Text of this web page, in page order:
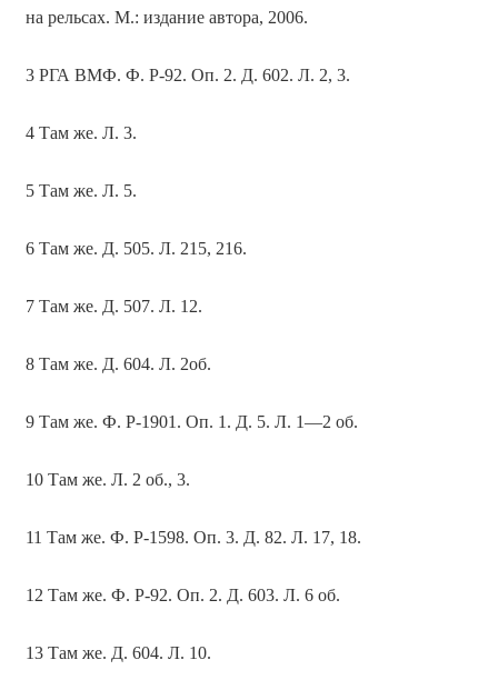
на рельсах. М.: издание автора, 2006.
3 РГА ВМФ. Ф. Р-92. Оп. 2. Д. 602. Л. 2, 3.
4 Там же. Л. 3.
5 Там же. Л. 5.
6 Там же. Д. 505. Л. 215, 216.
7 Там же. Д. 507. Л. 12.
8 Там же. Д. 604. Л. 2об.
9 Там же. Ф. Р-1901. Оп. 1. Д. 5. Л. 1—2 об.
10 Там же. Л. 2 об., 3.
11 Там же. Ф. Р-1598. Оп. 3. Д. 82. Л. 17, 18.
12 Там же. Ф. Р-92. Оп. 2. Д. 603. Л. 6 об.
13 Там же. Д. 604. Л. 10.